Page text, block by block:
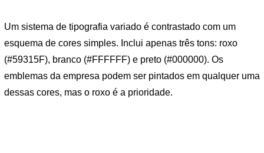
Um sistema de tipografia variado é contrastado com um
esquema de cores simples. Inclui apenas três tons: roxo
(#59315F), branco (#FFFFFF) e preto (#000000). Os
emblemas da empresa podem ser pintados em qualquer uma
dessas cores, mas o roxo é a prioridade.